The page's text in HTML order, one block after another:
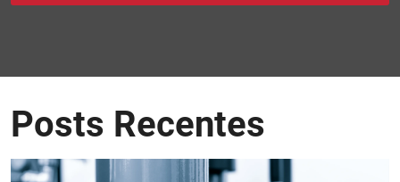
Posts Recentes